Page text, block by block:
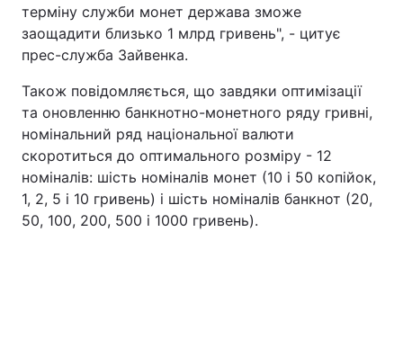
терміну служби монет держава зможе
заощадити близько 1 млрд гривень", - цитує
прес-служба Зайвенка.
Також повідомляється, що завдяки оптимізації
та оновленню банкнотно-монетного ряду гривні,
номінальний ряд національної валюти
скоротиться до оптимального розміру - 12
номіналів: шість номіналів монет (10 і 50 копійок,
1, 2, 5 і 10 гривень) і шість номіналів банкнот (20,
50, 100, 200, 500 і 1000 гривень).